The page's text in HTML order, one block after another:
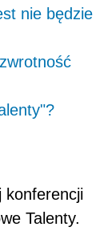
nie będzie
konferencji
Talenty.